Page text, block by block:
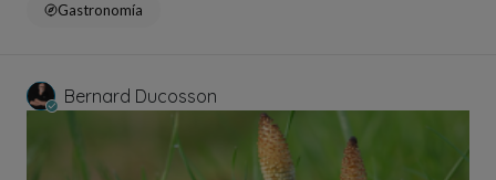
Gastronomía
Bernard Ducosson